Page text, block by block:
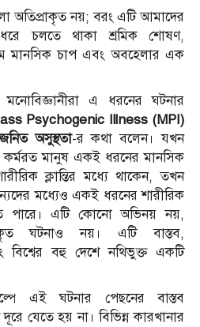
অতিপ্রাকৃত নয়; বরং এটি আমাদের
ধরে চলতে থাকা শ্রমিক শোষণ,
মানসিক চাপ এবং অবহেলার এক
মনোবিজ্ঞানীরা এ ধরনের ঘটনার
Psychogenic Illness (MPI)
অসুস্থতা-র কথা বলেন। যখন
কর্মরত মানুষ একই ধরনের মানসিক
ক্লান্তির মধ্যে থাকেন, তখন
মধ্যেও একই ধরনের শারীরিক
পারে। এটি কোনো অভিনয় নয়,
ঘটনাও নয়। এটি বাস্তব,
বিশ্বের বহু দেশে নথিভুক্ত একটি
এই ঘটনার পেছনের বাস্তব
যেতে হয় না। বিভিন্ন কারখানার